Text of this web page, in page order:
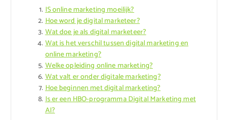
IS online marketing moeilijk?
Hoe word je digital marketeer?
Wat doe je als digital marketeer?
Wat is het verschil tussen digital marketing en
online marketing?
Welke opleiding online marketing?
Wat valt er onder digitale marketing?
Hoe beginnen met digital marketing?
Is er een HBO-programma Digital Marketing met
AI?